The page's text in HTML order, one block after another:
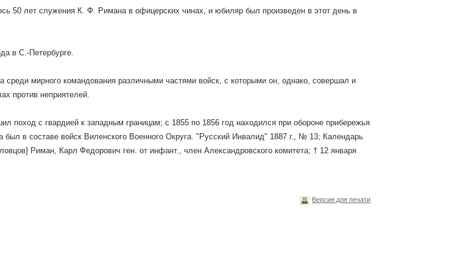
50 лет служения К. Ф. Римана в офицерских чинах, и юбиляр был произведен в этот день в
в С.-Петербурге.
среди мирного командования различными частями войск, с которыми он, однако, совершал и
против неприятелей.
поход с гвардией к западным границам; с 1855 по 1856 год находился при обороне прибережья
был в составе войск Виленского Военного Округа. "Русский Инвалид" 1887 г., № 13; Календарь
Риман, Карл Федорович ген. от инфант., член Александровского комитета; † 12 января
Версия для печати